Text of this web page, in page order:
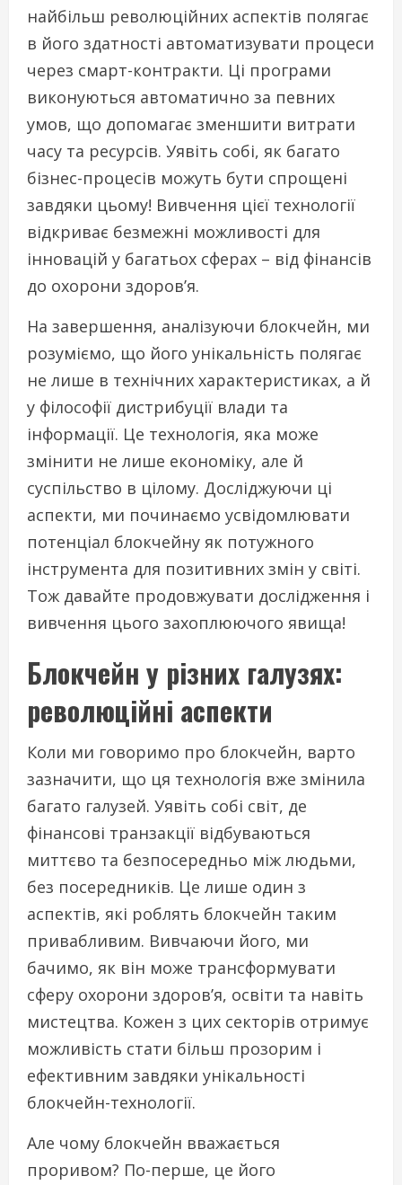
найбільш революційних аспектів полягає
в його здатності автоматизувати процеси
через смарт-контракти. Ці програми
виконуються автоматично за певних
умов, що допомагає зменшити витрати
часу та ресурсів. Уявіть собі, як багато
бізнес-процесів можуть бути спрощені
завдяки цьому! Вивчення цієї технології
відкриває безмежні можливості для
інновацій у багатьох сферах – від фінансів
до охорони здоров’я.
На завершення, аналізуючи блокчейн, ми
розуміємо, що його унікальність полягає
не лише в технічних характеристиках, а й
у філософії дистрибуції влади та
інформації. Це технологія, яка може
змінити не лише економіку, але й
суспільство в цілому. Досліджуючи ці
аспекти, ми починаємо усвідомлювати
потенціал блокчейну як потужного
інструмента для позитивних змін у світі.
Тож давайте продовжувати дослідження і
вивчення цього захоплюючого явища!
Блокчейн у різних галузях:
революційні аспекти
Коли ми говоримо про блокчейн, варто
зазначити, що ця технологія вже змінила
багато галузей. Уявіть собі світ, де
фінансові транзакції відбуваються
миттєво та безпосередньо між людьми,
без посередників. Це лише один з
аспектів, які роблять блокчейн таким
привабливим. Вивчаючи його, ми
бачимо, як він може трансформувати
сферу охорони здоров’я, освіти та навіть
мистецтва. Кожен з цих секторів отримує
можливість стати більш прозорим і
ефективним завдяки унікальності
блокчейн-технології.
Але чому блокчейн вважається
проривом? По-перше, це його